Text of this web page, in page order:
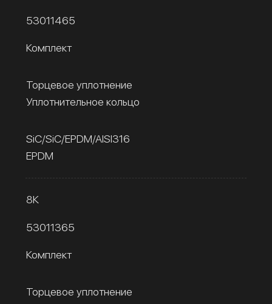
53011465
Комплект
Торцевое уплотнение
Уплотнительное кольцо
SiC/SiC/EPDM/AISI316
EPDM
8К
53011365
Комплект
Торцевое уплотнение